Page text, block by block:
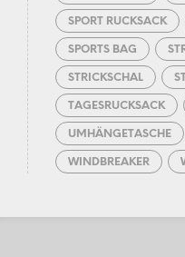
SPORT RUCKSACK
SPORTS BAG
STRICKSCHAL
TAGESRUCKSACK
UMHÄNGETASCHE
WINDBREAKER